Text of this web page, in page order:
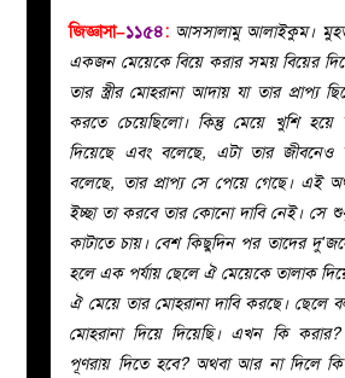
প্রশ্ন
করুন
জিজ্ঞাসা–১১৫৪: আসসালামু আলাইকুম।
একজন মেয়েকে বিয়ে করার সময় বিয়ের
তার স্ত্রীর মোহরানা আদায় যা তার প্রাপ্য
করতে চেয়েছিলো। কিন্তু মেয়ে খুশি হয়ে
দিয়েছে এবং বলেছে, এটা তার
বলেছে, তার প্রাপ্য সে পেয়ে গেছে। এই
ইচ্ছা তা করবে তার কোনো দাবি নেই। সে
কাটাতে চায়। বেশ কিছুদিন পর তাদের
হলে এক পর্যায় ছেলে ঐ মেয়েকে তালাক
ঐ মেয়ে তার মোহরানা দাবি করছে। ছেলে
মোহরানা দিয়ে দিয়েছি। এখন কি
পূণরায় দিতে হবে? অথবা আর না দিলে